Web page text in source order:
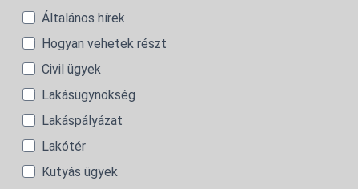
Általános hírek
Hogyan vehetek részt
Civil ügyek
Lakásügynökség
Lakáspályázat
Lakótér
Kutyás ügyek